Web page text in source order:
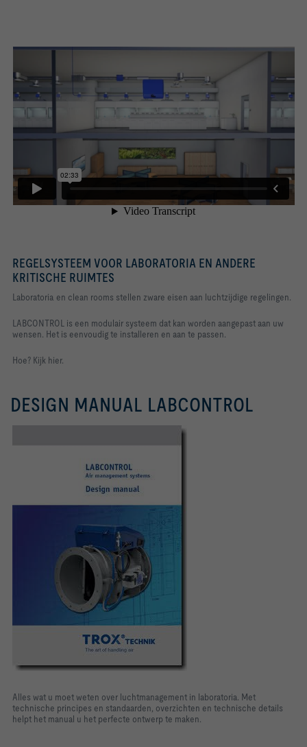
REGELSYSTEEM VOOR LABORATORIA EN ANDERE
KRITISCHE RUIMTES
Laboratoria en clean rooms stellen zware eisen aan luchtzijdige regelingen.
LABCONTROL is een modulair systeem dat kan worden aangepast aan uw
wensen. Het is eenvoudig te installeren en aan te passen.
Hoe? Kijk hier.
DESIGN MANUAL LABCONTROL
Alles wat u moet weten over luchtmanagement in laboratoria. Met
technische principes en standaarden, overzichten en technische details
helpt het manual u het perfecte ontwerp te maken.